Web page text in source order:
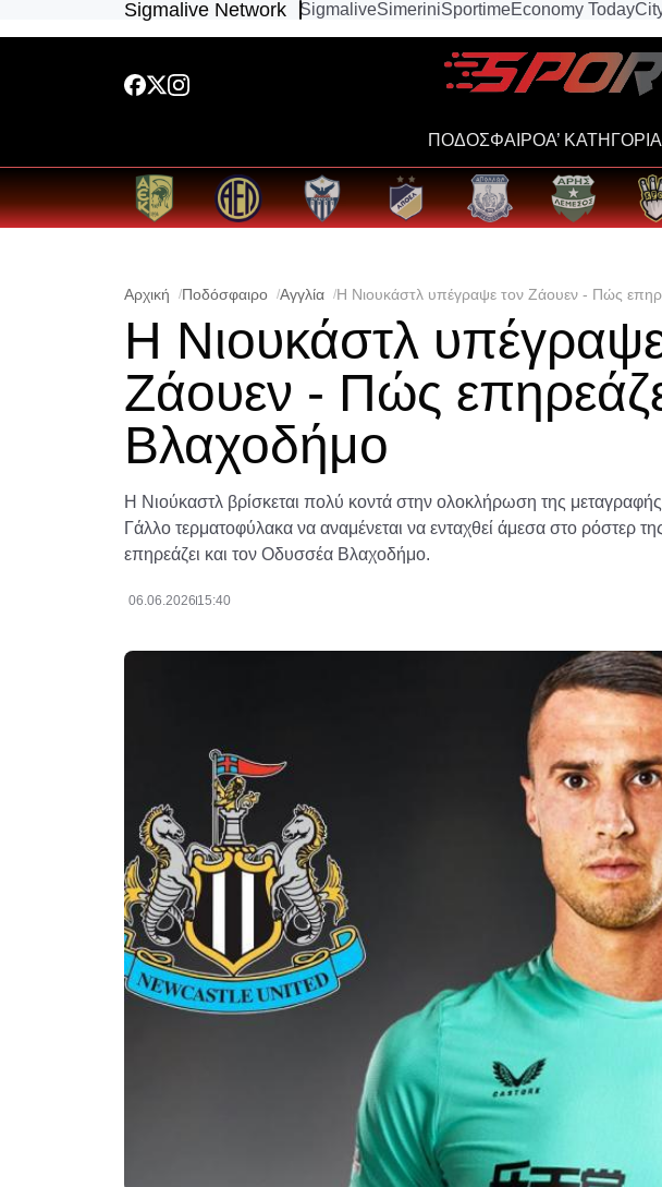
Sigmalive Network SigmaliveSimeriniSportimeEconomy Today
ΠΟΔΟΣΦΑΙΡΟΑ’ ΚΑΤΗΓΟΡΙΑ
Αρχική Ποδόσφαιρο Αγγλία Η Νιουκάστλ υπέγραψε τον Ζάουεν - Πώς
Η Νιουκάστλ
Ζάουεν - Πώς
Βλαχοδήμο
Η Νιούκαστλ βρίσκεται πολύ κοντά στην ολοκλήρωση της
Γάλλο τερματοφύλακα να αναμένεται να ενταχθεί άμεσα στο ρόστερ
επηρεάζει και τον Οδυσσέα Βλαχοδήμο.
06.06.2026 15:40